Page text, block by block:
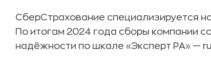
СберСтрахование специализируется
По итогам 2024 года сборы компании
надёжности по шкале «Эксперт РА» —